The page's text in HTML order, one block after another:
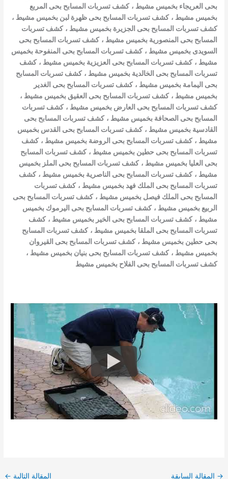
بحى العريجاء بخميس مشيط ، كشف تسربات المسابح بحى المربع
بخميس مشيط ، كشف تسربات المسابح بحى ظهرة لبن بخميس مشيط ،
كشف تسربات المسابح بحى الجزيرة بخميس مشيط ، كشف تسربات
المسابح بحى المنصورية بخميس مشيط ، كشف تسربات المسابح بحى
السويدى بخميس مشيط ، كشف تسربات المسابح بحى المنفوحة بخميس
مشيط ، كشف تسربات المسابح بحى العزيزية بخميس مشيط ، كشف
تسربات المسابح بحى الخالدية بخميس مشيط ، كشف تسربات المسابح
بحى اليمامة بخميس مشيط ، كشف تسربات المسابح بحى الغدير
بخميس مشيط ، كشف تسربات المسابح بحى العقيق بخميس مشيط ،
كشف تسربات المسابح بحى العارض بخميس مشيط ، كشف تسربات
المسابح بحى الصحافة بخميس مشيط ، كشف تسربات المسابح بحى
القادسية بخميس مشيط ، كشف تسربات المسابح بحى القدس بخميس
مشيط ، كشف تسربات المسابح بحى الروضة بخميس مشيط ، كشف
تسربات المسابح بحى حطين بخميس مشيط ، كشف تسربات المسابح
بحى العليا بخميس مشيط ، كشف تسربات المسابح بحى الملز بخميس
مشيط ، كشف تسربات المسابح بحى الناصرية بخميس مشيط ، كشف
تسربات المسابح بحى الملك فهد بخميس مشيط ، كشف تسربات
المسابح بحى الملك فيصل بخميس مشيط ، كشف تسربات المسابح بحى
الربيع بخميس مشيط ، كشف تسربات المسابح بحى اليرموك بخميس
مشيط ، كشف تسربات المسابح بحى الخير بخميس مشيط ، كشف
تسربات المسابح بحى الملقا بخميس مشيط ، كشف تسربات المسابح
بحى حطين بخميس مشيط ، كشف تسربات المسابح بحى القيروان
بخميس مشيط ، كشف تسربات المسابح بحى بنيان بخميس مشيط ،
كشف تسربات المسابح بحى الفلاح بخميس مشيط
→ المقالة السابقة المقالة التالية ←